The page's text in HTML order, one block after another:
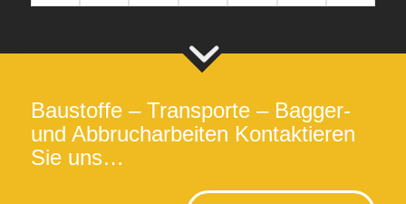
Baustoffe – Transporte – Bagger-
und Abbrucharbeiten Kontaktieren
Sie uns…